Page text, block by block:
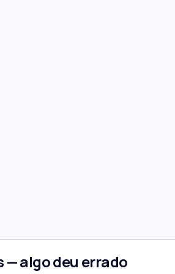
— algo deu errado